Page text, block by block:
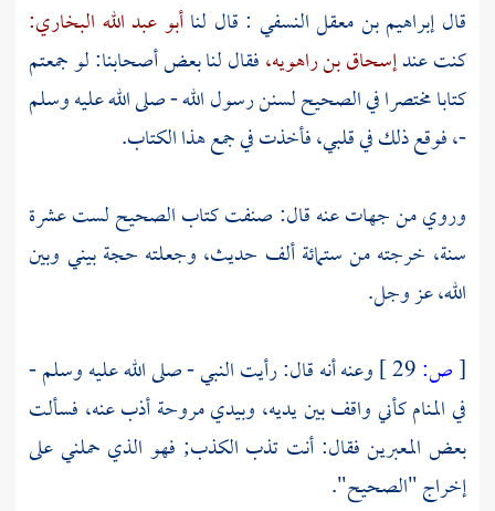
قالإبراهيم بن معقل النسفي : قال لناأبو عبد الله البخاري:
كنت عندإسحاق بن راهويه،فقال لنا بعض أصحابنا: لو جمعتم
كتابا مختصرا في الصحيح لسنن رسول الله - صلى الله عليه وسلم
-، فوقع ذلك في قلبي، فأخذت في جمع هذا الكتاب.
وروي من جهات عنه قال: صنفت كتاب الصحيح لست عشرة
سنة، خرجته من ستمائة ألف حديث، وجعلته حجة بيني وبين
الله، عز وجل.
[ص:
وعنه أنه قال: رأيت النبي - صلى الله عليه وسلم -
في المنام كأني واقف بين يديه، وبيدي مروحة أذب عنه، فسألت
بعض المعبرين فقال: أنت تذب الكذب; فهو الذي حملني على
إخراج "الصحيح".